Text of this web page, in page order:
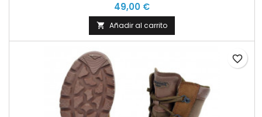
49,00 €
 Añadir al carrito
favorite_border